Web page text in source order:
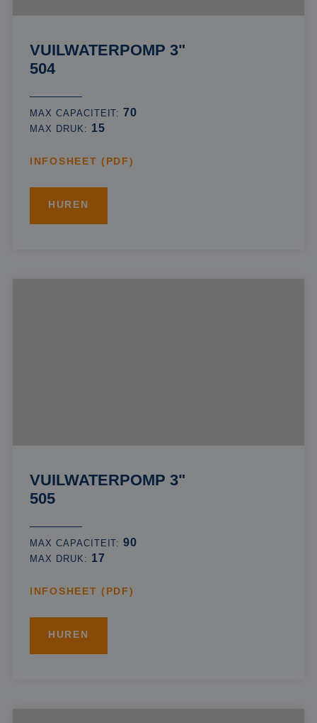
VUILWATERPOMP 3"
504
MAX CAPACITEIT: 70
MAX DRUK: 15
INFOSHEET (PDF)
HUREN
VUILWATERPOMP 3"
505
MAX CAPACITEIT:90
MAX DRUK: 17
INFOSHEET (PDF)
HUREN